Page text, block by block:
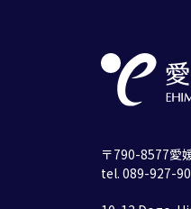
〒790-8577愛
tel. 089-927-